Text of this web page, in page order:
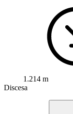
1.214 m
Discesa